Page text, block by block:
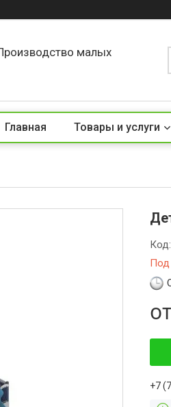
малых
Главная Товары и услуги
Под
от
+7